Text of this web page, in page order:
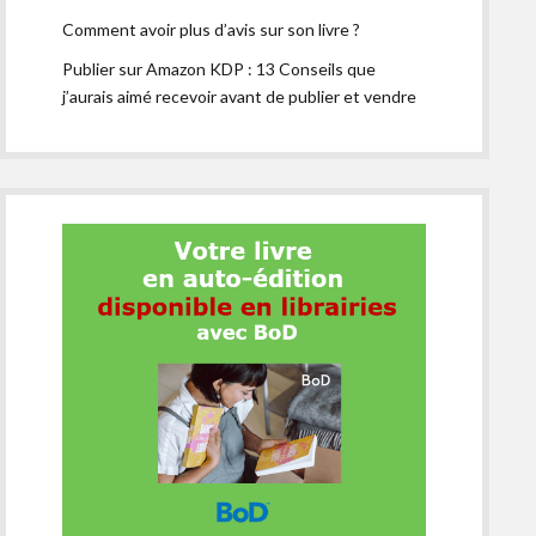
Comment avoir plus d’avis sur son livre ?
Publier sur Amazon KDP : 13 Conseils que
j’aurais aimé recevoir avant de publier et vendre